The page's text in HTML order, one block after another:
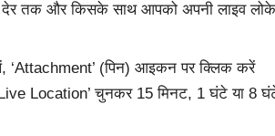
तक और किसके साथ आपको अपनी लाइव
‘Attachment’ (पिन) आइकन पर क्लिक करें
Location’ चुनकर 15 मिनट, 1 घंटे या 8